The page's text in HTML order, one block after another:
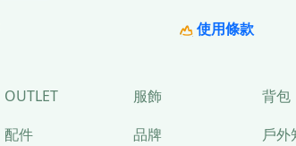
使用條款
OUTLET 服飾 背包
配件 品牌
戶外